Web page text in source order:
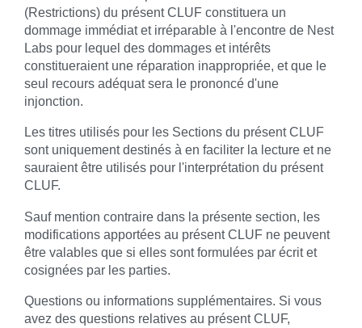
(Restrictions) du présent CLUF constituera un
dommage immédiat et irréparable à l'encontre de Nest
Labs pour lequel des dommages et intérêts
constitueraient une réparation inappropriée, et que le
seul recours adéquat sera le prononcé d'une
injonction.
Les titres utilisés pour les Sections du présent CLUF
sont uniquement destinés à en faciliter la lecture et ne
sauraient être utilisés pour l'interprétation du présent
CLUF.
Sauf mention contraire dans la présente section, les
modifications apportées au présent CLUF ne peuvent
être valables que si elles sont formulées par écrit et
cosignées par les parties.
Questions ou informations supplémentaires. Si vous
avez des questions relatives au présent CLUF,